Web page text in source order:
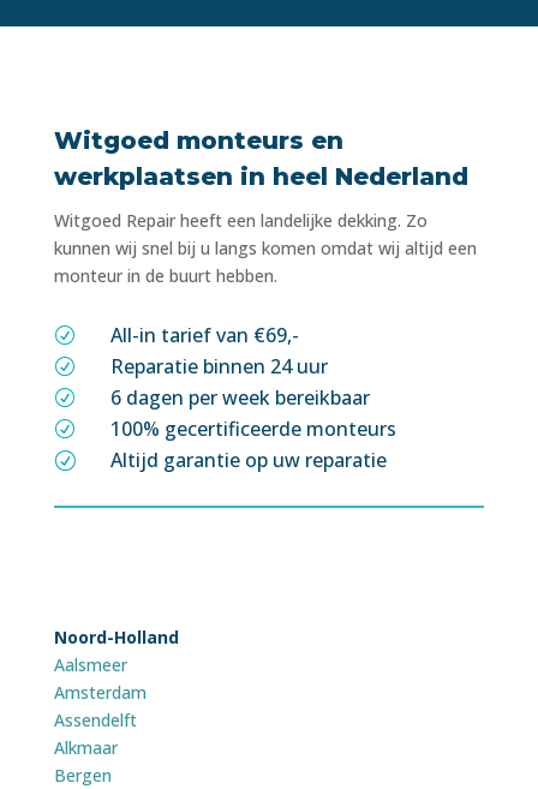
Witgoed monteurs en
werkplaatsen in heel Nederland
Witgoed Repair heeft een landelijke dekking. Zo
kunnen wij snel bij u langs komen omdat wij altijd een
monteur in de buurt hebben.
R All-in tarief van €69,-
R Reparatie binnen 24 uur
R 6 dagen per week bereikbaar
R 100% gecertificeerde monteurs
R Altijd garantie op uw reparatie
Noord-Holland
Aalsmeer
Amsterdam
Assendelft
Alkmaar
Bergen